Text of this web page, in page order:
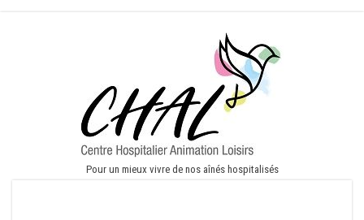
Pour un mieux vivre de nos aînés hospitalisés